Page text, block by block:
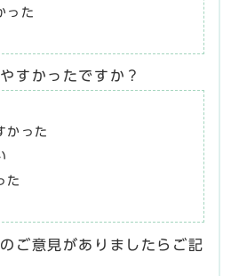
った
すかったですか？
かった
た
ご意見がありましたらご記